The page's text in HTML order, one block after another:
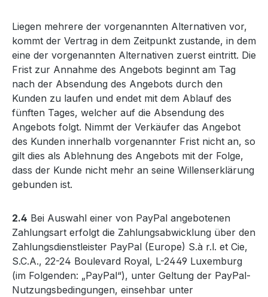
Liegen mehrere der vorgenannten Alternativen vor,
kommt der Vertrag in dem Zeitpunkt zustande, in dem
eine der vorgenannten Alternativen zuerst eintritt. Die
Frist zur Annahme des Angebots beginnt am Tag
nach der Absendung des Angebots durch den
Kunden zu laufen und endet mit dem Ablauf des
fünften Tages, welcher auf die Absendung des
Angebots folgt. Nimmt der Verkäufer das Angebot
des Kunden innerhalb vorgenannter Frist nicht an, so
gilt dies als Ablehnung des Angebots mit der Folge,
dass der Kunde nicht mehr an seine Willenserklärung
gebunden ist.
2.4 Bei Auswahl einer von PayPal angebotenen
Zahlungsart erfolgt die Zahlungsabwicklung über den
Zahlungsdienstleister PayPal (Europe) S.à r.l. et Cie,
S.C.A., 22-24 Boulevard Royal, L-2449 Luxemburg
(im Folgenden: „PayPal“), unter Geltung der PayPal-
Nutzungsbedingungen, einsehbar unter